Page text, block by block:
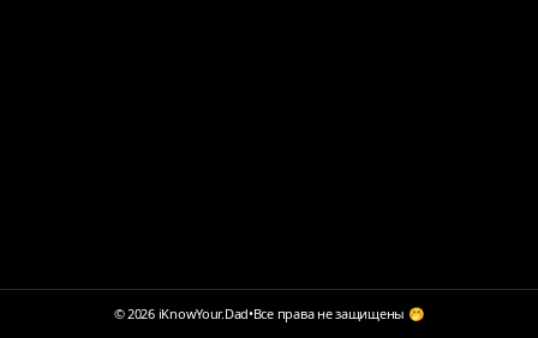
© 2026 iKnowYour.Dad•Все права не защищены 🤭